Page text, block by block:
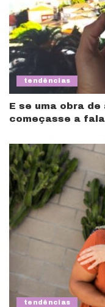
tendências
E se uma obra
começasse a
tendências